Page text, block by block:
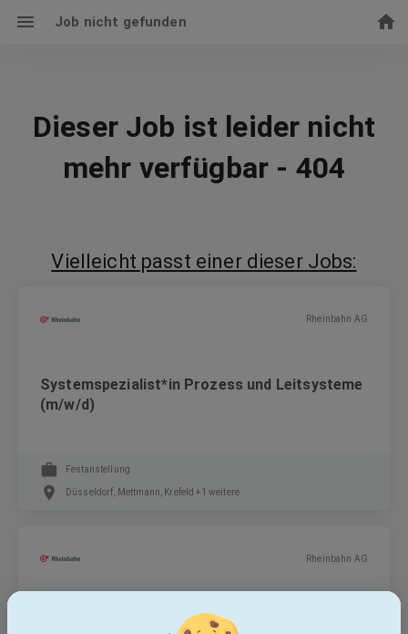
Job nicht gefunden
Dieser Job ist leider nicht
mehr verfügbar - 404
Vielleicht passt einer dieser Jobs:
Rheinbahn AG
Systemspezialist*in Prozess und Leitsysteme
(m/w/d)
Festanstellung
Düsseldorf, Mettmann, Krefeld +1 weitere
Rheinbahn AG
Ingenieur*in (w/m/d) Gleichrichterwerke